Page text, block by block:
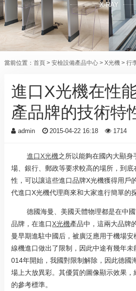
X-RAY
當前位置： 首頁> 安檢設備產品中心> X光機> 行
進口X光機在性
產品牌的技術特
admin 2015-04-22 16:18 1714
進口X光機之所以能夠在國內大顯身
場、銀行、郵政等要求較高的場所，到
性，可以讓這些進口品牌X光機獲得用戶
代進口X光機代理商來和大家進行簡單的探
德國海曼、美國天體物理都是在中國
品牌，在進口X光機產品中，這兩大品牌
曼早期進駐中國后，被廣泛應用于機場
線機進口做出了限制，因此中途有幾年
014年開始，我國對限制解除，因此德國
場上大放異彩。其優質的圖像顯示效果
的參考標準。